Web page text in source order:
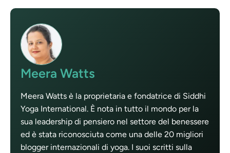
Meera Watts
Meera Watts è la proprietaria e fondatrice di Siddhi
Yoga International. È nota in tutto il mondo per la
sua leadership di pensiero nel settore del benessere
ed è stata riconosciuta come una delle 20 migliori
blogger internazionali di yoga. I suoi scritti sulla